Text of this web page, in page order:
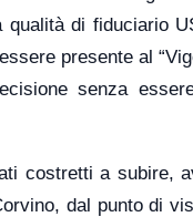
di fiduciario
presente al
senza
costretti a subire,
dal punto di